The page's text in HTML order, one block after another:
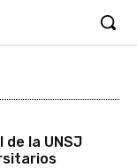
de la UNSJ